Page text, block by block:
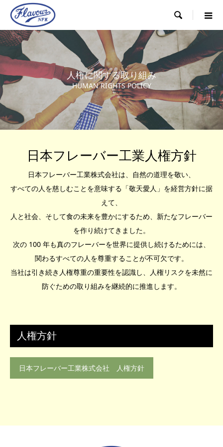

人権に関する取り組み
HUMAN RIGHTS POLICY
日本フレーバー工業人権方針
日本フレーバー工業株式会社は、自然の道理を敬い、
すべての人を慈しむことを意味する「敬天愛人」を経営方針に据
えて、
人と社会、そして食の未来を豊かにするため、新たなフレーバー
を作り続けてきました。
次の 100 年も真のフレーバーを世界に提供し続けるためには、
関わるすべての人を尊重することが不可欠です。
当社は引き続き人権尊重の重要性を認識し、人権リスクを未然に
防ぐための取り組みを継続的に推進します。
人権方針
日本フレーバー工業株式会社 人権方針